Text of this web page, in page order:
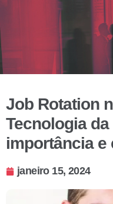
Job Rotation
Tecnologia
importância e
janeiro 15, 2024